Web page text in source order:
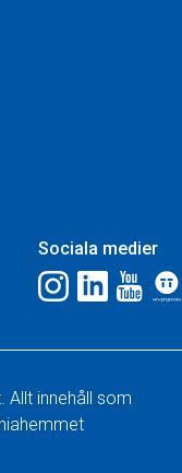
Sociala medier
innehåll som